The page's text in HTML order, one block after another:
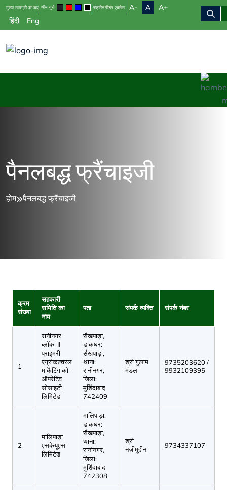
मुख्य सामग्री पर जाएं थीम चुनें स्क्रीन रीडर एक्सेस A- A
A+
हिंदी
Eng
पैनलबद्ध फ्रैंचाइजी
होम पैनलबद्ध फ्रैंचाइजी
क्रम
संख्या
सहकारी
समिति का
नाम
पता संपर्क व्यक्ति संपर्क नंबर
1
रानीनगर
ब्लॉक-II
प्राइमरी
एग्रीकल्चरल
मार्केटिंग को-
ऑपरेटिव
सोसाइटी
लिमिटेड
सैखपाड़ा,
डाकघर:
सैखपाड़ा,
थाना:
रानीनगर,
जिला:
मुर्शिदाबाद
742409
श्री गुलाम
मंडल
9735203620 /
9932109395
2
मालिपाड़ा
एसकेयूएस
लिमिटेड
मालिपाड़ा,
डाकघर:
सैखपाड़ा,
थाना:
रानीनगर,
जिला:
मुर्शिदाबाद
742308
श्री
नज़ीमुद्दीन
9734337107